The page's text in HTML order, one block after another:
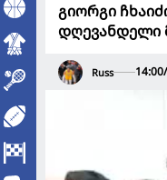
გიორგი
დღევანდელი
Russ